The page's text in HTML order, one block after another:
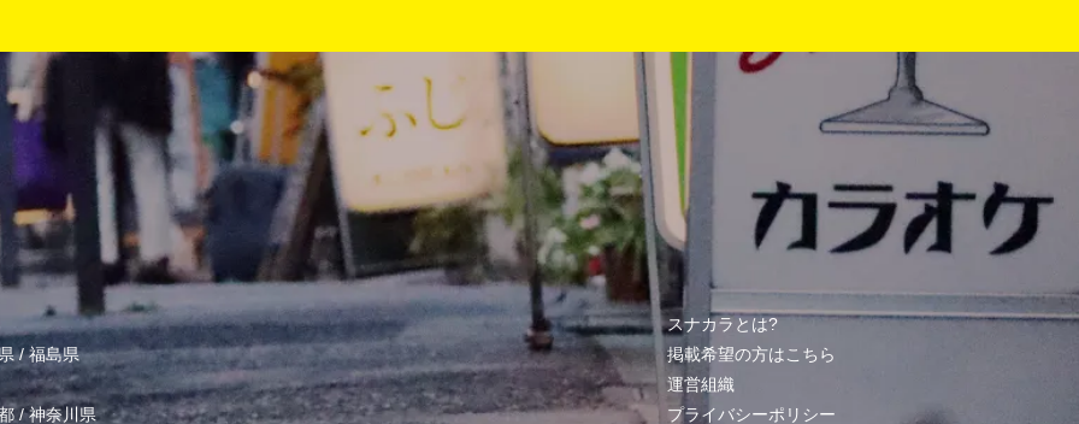
/福島県
/神奈川県
スナカラとは?
掲載希望の方はこちら
運営組織
プライバシーポリシー